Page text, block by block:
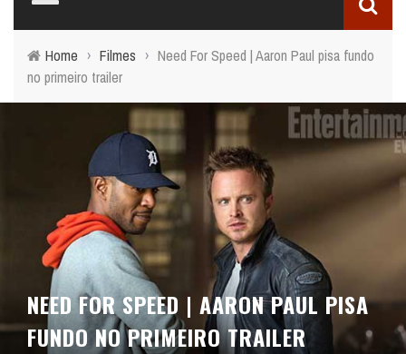
Home › Filmes › Need For Speed | Aaron Paul pisa fundo
no primeiro trailer
NEED FOR SPEED | AARON PAUL PISA
FUNDO NO PRIMEIRO TRAILER